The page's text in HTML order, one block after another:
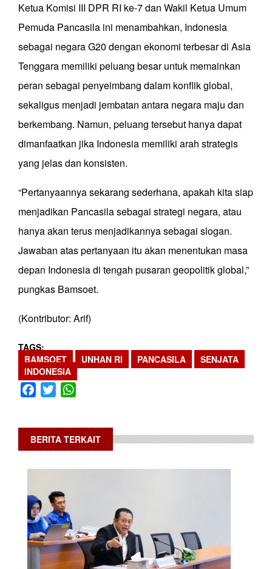
Ketua Komisi III DPR RI ke-7 dan Wakil Ketua Umum
Pemuda Pancasila ini menambahkan, Indonesia
sebagai negara G20 dengan ekonomi terbesar di Asia
Tenggara memiliki peluang besar untuk memainkan
peran sebagai penyeimbang dalam konflik global,
sekaligus menjadi jembatan antara negara maju dan
berkembang. Namun, peluang tersebut hanya dapat
dimanfaatkan jika Indonesia memiliki arah strategis
yang jelas dan konsisten.
“Pertanyaannya sekarang sederhana, apakah kita siap
menjadikan Pancasila sebagai strategi negara, atau
hanya akan terus menjadikannya sebagai slogan.
Jawaban atas pertanyaan itu akan menentukan masa
depan Indonesia di tengah pusaran geopolitik global,”
pungkas Bamsoet.
(Kontributor: Arif)
TAGS
BAMSOET
UNHAN RI PANCASILA
SENJATA
INDONESIA
Facebook
Twitter
BERITA TERKAIT